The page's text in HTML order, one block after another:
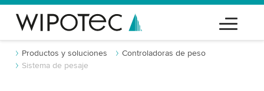
Productos y soluciones
Controladoras de peso
Sistema de pesaje